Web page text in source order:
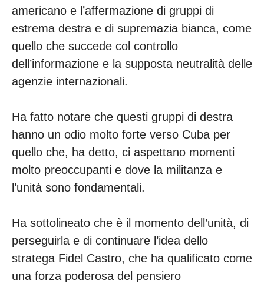
americano e l’affermazione di gruppi di
estrema destra e di supremazia bianca, come
quello che succede col controllo
dell’informazione e la supposta neutralità delle
agenzie internazionali.
Ha fatto notare che questi gruppi di destra
hanno un odio molto forte verso Cuba per
quello che, ha detto, ci aspettano momenti
molto preoccupanti e dove la militanza e
l’unità sono fondamentali.
Ha sottolineato che è il momento dell’unità, di
perseguirla e di continuare l’idea dello
stratega Fidel Castro, che ha qualificato come
una forza poderosa del pensiero